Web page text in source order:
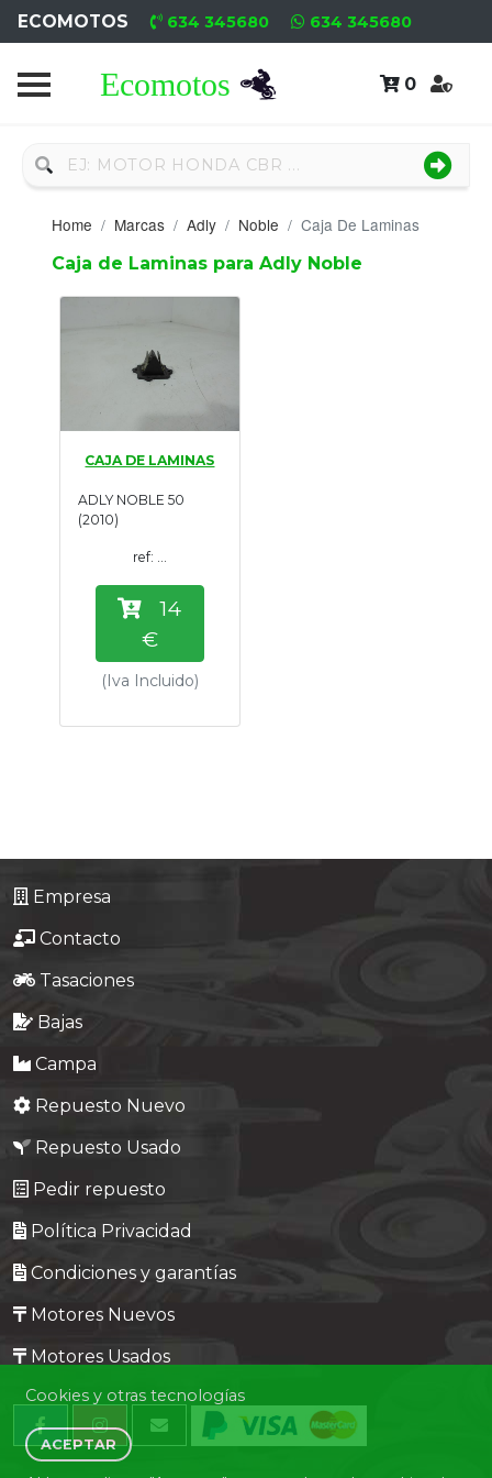
ECOMOTOS 634 345680 634 345680
0
Home
Nuevo
Neumáticos
Campa
Motores
Usados
Tasaciones
Formulario
Empresa
Contacto
Home Marcas Adly Noble Caja De Laminas
Caja de Laminas para Adly Noble
CAJA DE LAMINAS
ADLY NOBLE 50
(2010)
ref: ...
14
€
(Iva Incluido)
Empresa
Contacto
Tasaciones
Bajas
Campa
Repuesto Nuevo
Repuesto Usado
Pedir repuesto
Política Privacidad
Condiciones y garantías
Motores Nuevos
Motores Usados
Cookies y otras tecnologías
ACEPTAR